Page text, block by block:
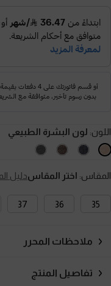
اللون: لون البشرة الطبيعي
المقاس: اختر المقاسدليل
35
36
37
ملاحظات المحرر
تفاصيل المنتج